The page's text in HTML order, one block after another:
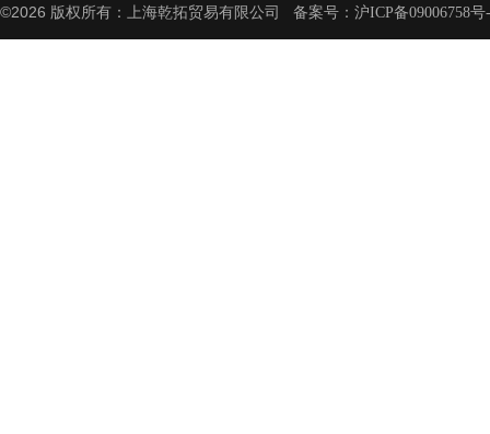
©2026 版权所有：上海乾拓贸易有限公司 备案号： 沪ICP备09006758号